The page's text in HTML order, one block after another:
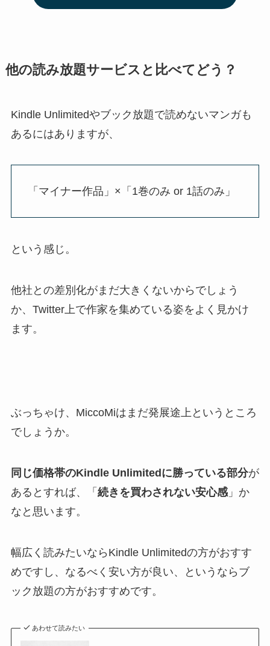
他の読み放題サービスと比べてどう？
Kindle Unlimitedやブック放題で読めないマンガも
あるにはありますが、
「マイナー作品」×「1巻のみ or 1話のみ」
という感じ。
他社との差別化がまだ大きくないからでしょう
か、Twitter上で作家を集めている姿をよく見かけ
ます。
ぶっちゃけ、MiccoMiはまだ発展途上というところ
でしょうか。
同じ価格帯のKindle Unlimitedに勝っている部分が
あるとすれば、「 続きを買わされない安心感」か
なと思います。
幅広く読みたいならKindle Unlimitedの方がおすす
めですし、なるべく安い方が良い、というならブ
ック放題の方がおすすめです。
あわせて読みたい